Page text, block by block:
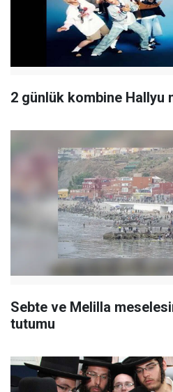
2 günlük kombine Hallyu
Sebte ve Melilla
tutumu